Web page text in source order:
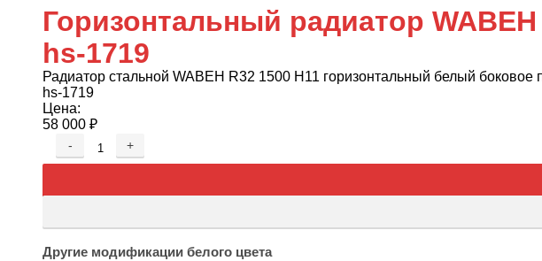
Горизонтальный радиатор
hs-1719
Радиатор стальной WABEH R32 1500 H11 горизонтальный белый боковое
hs-1719
Цена:
58 000 ₽
- +
Другие модификации белого цвета